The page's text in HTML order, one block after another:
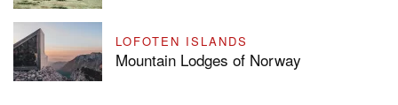
LOFOTEN ISLANDS
Mountain Lodges of Norway